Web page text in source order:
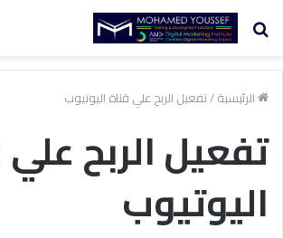
بحث
الرئيسية/تفعيل الربح علي قناة اليوتيوب
تفعيل الربح
اليوتيوب